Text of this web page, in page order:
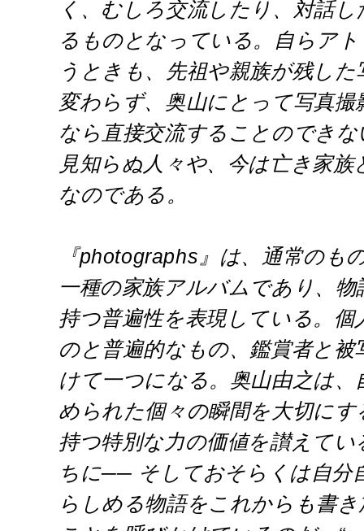
く、むしろ交流したり、対話
るものとなっている。自らア
うときも、先祖や親族が残し
変わらず、奥山にとって写真
なら直接交流することのでき
見知らぬ人々や、今は亡き家
なのである。
『photographs』は、通常のも
一種の家族アルバムであり、
持つ普遍性を表現している。個
のと普遍的なもの、鑑賞者と
けて一つになる。奥山由之は
められた個々の瞬間を大切に
持つ特別な力の価値を讃えて
ちに── そしておそらくは自分
らしめる物語をこれからも書